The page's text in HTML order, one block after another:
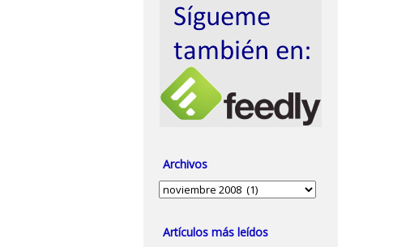
Archivos
Archivos
Artículos más leídos